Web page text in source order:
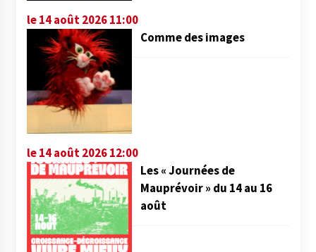
le 14 août 2026 11:00
Comme des images
le 14 août 2026 12:00
Les « Journées de
Mauprévoir » du 14 au 16
août